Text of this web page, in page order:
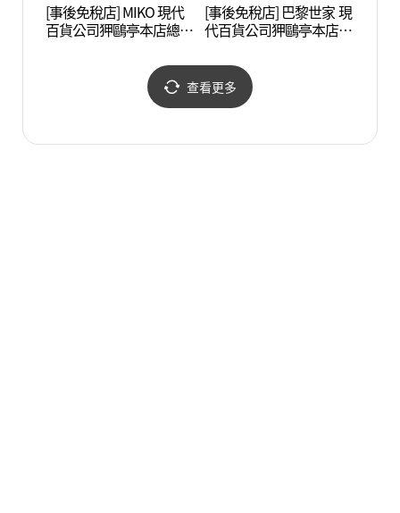
[事後免稅店] MIKO 現代
百貨公司狎鷗亭本店總店
[事後免稅店] 巴黎世家 現
代百貨公司狎鷗亭本店總
백화점 압구정본점)
查看更多